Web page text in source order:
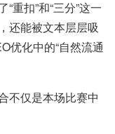
重扣”和“三分”这一
还能被文本层层吸
优化中的“自然流通
不仅是本场比赛中